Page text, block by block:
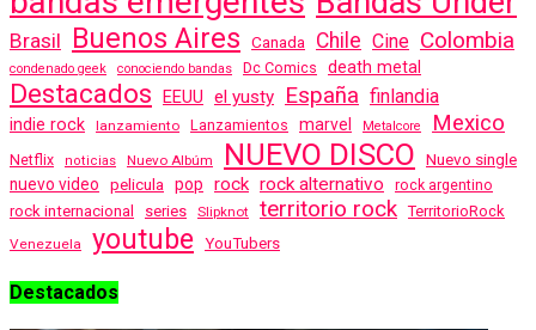
Brasil Buenos Aires Canada Chile Cine Colombia
condenado geek conociendo bandas Dc Comics death metal
Destacados EEUU el yusty España finlandia
indie rock lanzamiento Lanzamientos marvel Metalcore Mexico
Netflix noticias Nuevo Albúm NUEVO DISCO
Nuevo single
nuevo video
pelicula pop rock rock alternativo rock argentino
rock internacional series Slipknot territorio rock TerritorioRock
Venezuela youtube YouTubers
Destacados